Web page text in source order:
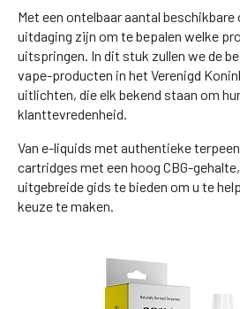
Met een ontelbaar aantal
uitdaging zijn om te bepalen welke
uitspringen. In dit stuk zullen we de
vape-producten in het Verenigd
uitlichten, die elk bekend staan om
klanttevredenheid.
Van e-liquids met authentieke
cartridges met een hoog CBG-
uitgebreide gids te bieden om u te
keuze te maken.